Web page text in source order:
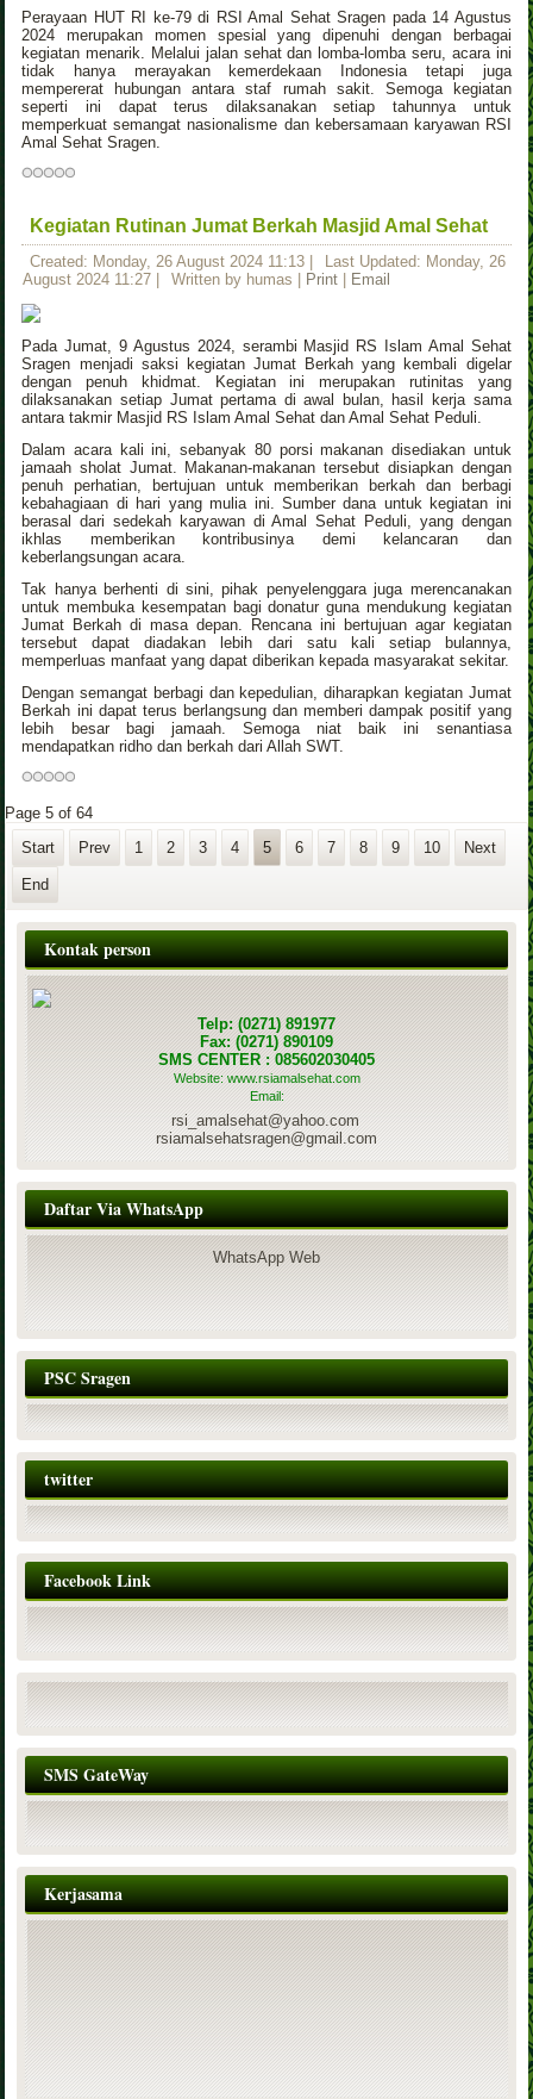
Perayaan HUT RI ke-79 di RSI Amal Sehat Sragen pada 14 Agustus
2024 merupakan momen spesial yang dipenuhi dengan berbagai
kegiatan menarik. Melalui jalan sehat dan lomba-lomba seru, acara ini
tidak hanya merayakan kemerdekaan Indonesia tetapi juga
mempererat hubungan antara staf rumah sakit. Semoga kegiatan
seperti ini dapat terus dilaksanakan setiap tahunnya untuk
memperkuat semangat nasionalisme dan kebersamaan karyawan RSI
Amal Sehat Sragen.
Kegiatan Rutinan Jumat Berkah Masjid Amal Sehat
Created: Monday, 26 August 2024 11:13
Last Updated: Monday, 26
August 2024 11:27
Written by humas Print Email
Pada Jumat, 9 Agustus 2024, serambi Masjid RS Islam Amal Sehat
Sragen menjadi saksi kegiatan Jumat Berkah yang kembali digelar
dengan penuh khidmat. Kegiatan ini merupakan rutinitas yang
dilaksanakan setiap Jumat pertama di awal bulan, hasil kerja sama
antara takmir Masjid RS Islam Amal Sehat dan Amal Sehat Peduli.
Dalam acara kali ini, sebanyak 80 porsi makanan disediakan untuk
jamaah sholat Jumat. Makanan-makanan tersebut disiapkan dengan
penuh perhatian, bertujuan untuk memberikan berkah dan berbagi
kebahagiaan di hari yang mulia ini. Sumber dana untuk kegiatan ini
berasal dari sedekah karyawan di Amal Sehat Peduli, yang dengan
ikhlas memberikan kontribusinya demi kelancaran dan
keberlangsungan acara.
Tak hanya berhenti di sini, pihak penyelenggara juga merencanakan
untuk membuka kesempatan bagi donatur guna mendukung kegiatan
Jumat Berkah di masa depan. Rencana ini bertujuan agar kegiatan
tersebut dapat diadakan lebih dari satu kali setiap bulannya,
memperluas manfaat yang dapat diberikan kepada masyarakat sekitar.
Dengan semangat berbagi dan kepedulian, diharapkan kegiatan Jumat
Berkah ini dapat terus berlangsung dan memberi dampak positif yang
lebih besar bagi jamaah. Semoga niat baik ini senantiasa
mendapatkan ridho dan berkah dari Allah SWT.
Page 5 of 64
Start
Prev 1 2 3 4 5 6 7 8 9 10 Next
End
Kontak person
Telp: (0271) 891977
Fax: (0271) 890109
SMS CENTER : 085602030405
Website: www.rsiamalsehat.com
Email:
rsi_amalsehat@yahoo.com
rsiamalsehatsragen@gmail.com
Daftar Via WhatsApp
WhatsApp Web
PSC Sragen
twitter
Facebook Link
SMS GateWay
Kerjasama